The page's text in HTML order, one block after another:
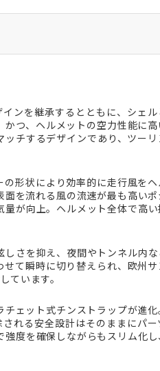
ンを継承するとともに、シェ
つ、ヘルメットの空力性能に
チするデザインであり、ツー
形状により効率的に走行風を
を流れる風の流速が最も高い
が向上。ヘルメット全体で高
さを抑え、夜間やトンネル内
て瞬時に切り替えられ、欧州
ています。
ェット式チンストラップが進
れる安全設計はそのままにパー
度を確保しながらもスリム化